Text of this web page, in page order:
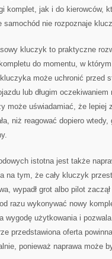
komplet, jak i do kierowców,
nie rozpoznaje
kluczyk to praktyczne
do momentu, w
może uchronić przed
lub długim oczekiwaniem
może uświadamiać, że lepiej
niż reagować dopiero
istotna jest także
na tym, że cały kluczyk
wypadł grot albo pilot
razu wykonywać nowy
wygodę użytkowania i
przedstawiona oferta
ponieważ naprawa może